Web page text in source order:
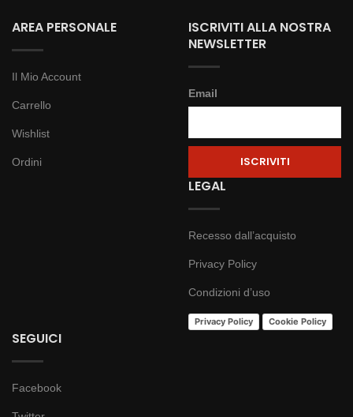
AREA PERSONALE
Il Mio Account
Carrello
Wishlist
Ordini
ISCRIVITI ALLA NOSTRA
NEWSLETTER
Email
LEGAL
Recesso dall’acquisto
Privacy Policy
Condizioni d’uso
Privacy Policy Cookie Policy
SEGUICI
Facebook